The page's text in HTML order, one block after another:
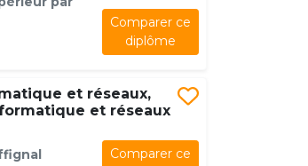
Comparer ce
diplôme
et réseaux,
et réseaux
Comparer ce